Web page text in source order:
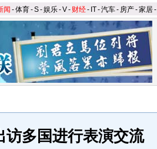
闻 -体育-S-娱乐-V- 财经- IT-汽车- 房产-家居-
访多国进行表演交流